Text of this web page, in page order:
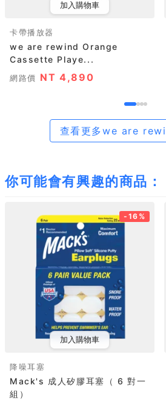
加入購物車
卡帶播放器
we are rewind Orange
Cassette Playe...
網路價 NT 4,890
查看更多we are
你可能會有興趣的商品：
-16%
加入購物車
降噪耳塞
Mack's 成人矽膠耳塞（ 6 對一
組）